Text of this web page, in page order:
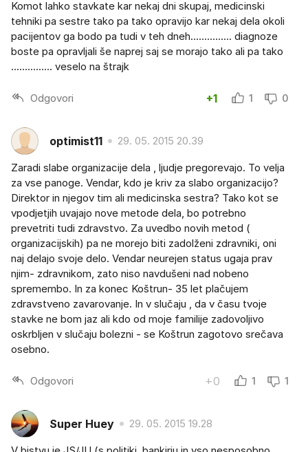
Komot lahko stavkate kar nekaj dni skupaj, medicinski
tehniki pa sestre tako pa tako opravijo kar nekaj dela okoli
pacijentov ga bodo pa tudi v teh dneh............... diagnoze
boste pa opravljali še naprej saj se morajo tako ali pa tako
............... veselo na štrajk
Odgovori +1 1 0
optimist11 29. 05. 2015 20.39
Zaradi slabe organizacije dela , ljudje pregorevajo. To velja
za vse panoge. Vendar, kdo je kriv za slabo organizacijo?
Direktor in njegov tim ali medicinska sestra? Tako kot se
vpodjetjih uvajajo nove metode dela, bo potrebno
prevetriti tudi zdravstvo. Za uvedbo novih metod (
organizacijskih) pa ne morejo biti zadolženi zdravniki, oni
naj delajo svoje delo. Vendar neurejen status ugaja prav
njim- zdravnikom, zato niso navdušeni nad nobeno
spremembo. In za konec Koštrun- 35 let plačujem
zdravstveno zavarovanje. In v slučaju , da v času tvoje
stavke ne bom jaz ali kdo od moje familije zadovoljivo
oskrbljen v slučaju bolezni - se Koštrun zagotovo srečava
osebno.
Odgovori +0 1 1
Super Huey 29. 05. 2015 19.28